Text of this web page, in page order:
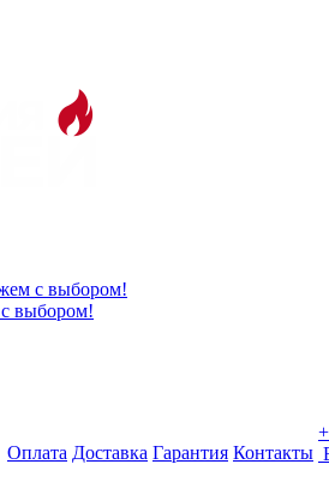
с выбором!
выбором!
Оплата Доставка Гарантия Контакты
+